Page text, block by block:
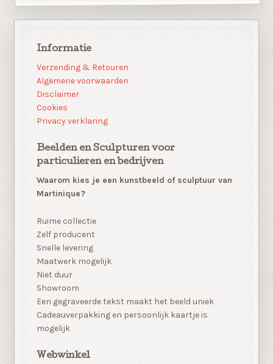
Informatie
Verzending & Retouren
Algemene voorwaarden
Disclaimer
Cookies
Privacy verklaring
Beelden en Sculpturen voor
particulieren en bedrijven
Waarom kies je een kunstbeeld of sculptuur van
Martinique?
Ruime collectie
Zelf producent
Snelle levering
Maatwerk mogelijk
Niet duur
Showroom
Een gegraveerde tekst maakt het beeld uniek
Cadeauverpakking en persoonlijk kaartje is
mogelijk
Webwinkel